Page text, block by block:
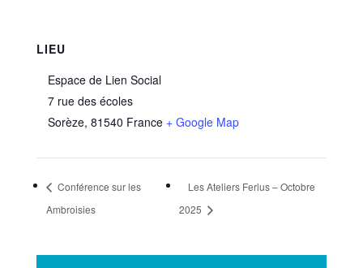
LIEU
Espace de Lien Social
7 rue des écoles
Sorèze, 81540 France + Google Map
Conférence sur les
Ambroisies
Les Ateliers Ferlus – Octobre
2025